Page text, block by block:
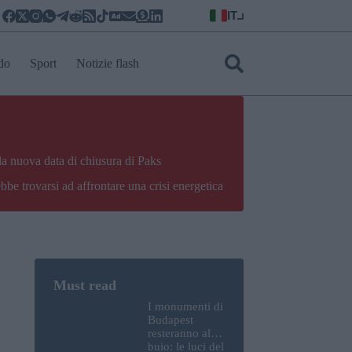
IT
Sport Notizie flash
nuova data di chiusura di Paks
trovarsi ad affrontare una crisi energetica
I monumenti di
Budapest
resteranno al
buio: le luci del